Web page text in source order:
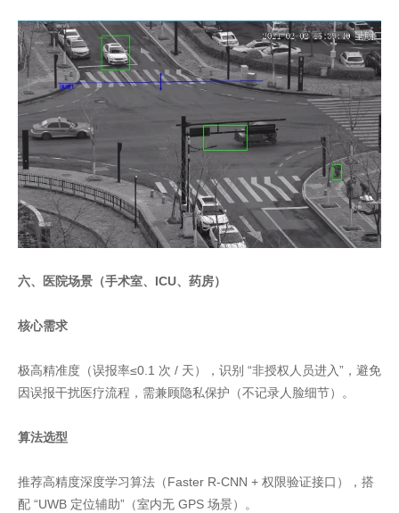
六、医院场景（手术室、ICU、药房）
核心需求
极高精准度（误报率≤0.1 次 / 天），识别 “非授权人员进入”，避免
因误报干扰医疗流程，需兼顾隐私保护（不记录人脸细节）。
算法选型
推荐高精度深度学习算法（Faster R-CNN + 权限验证接口），搭
配 “UWB 定位辅助”（室内无 GPS 场景）。